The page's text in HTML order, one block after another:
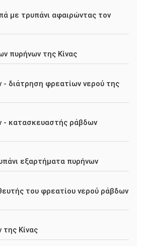
με τρυπάνι αφαιρώντας τον
πυρήνων της Κίνας
- διάτρηση φρεατίων νερού της
- κατασκευαστής ράβδων
εξαρτήματα πυρήνων
του φρεατίου νερού ράβδων
της Κίνας